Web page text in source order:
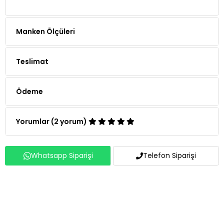
Manken Ölçüleri
Teslimat
Ödeme
Yorumlar (2 yorum)
Whatsapp Siparişi Telefon Siparişi